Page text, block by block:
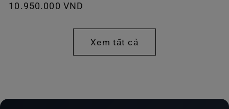
Giá
10.950.000 VND
Xem tất cả